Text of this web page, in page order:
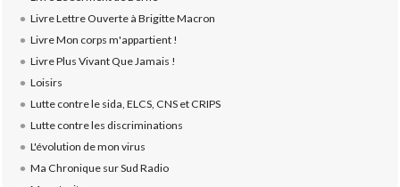
Livre Lettre Ouverte à Brigitte Macron
Livre Mon corps m'appartient !
Livre Plus Vivant Que Jamais !
Loisirs
Lutte contre le sida, ELCS, CNS et CRIPS
Lutte contre les discriminations
L'évolution de mon virus
Ma Chronique sur Sud Radio